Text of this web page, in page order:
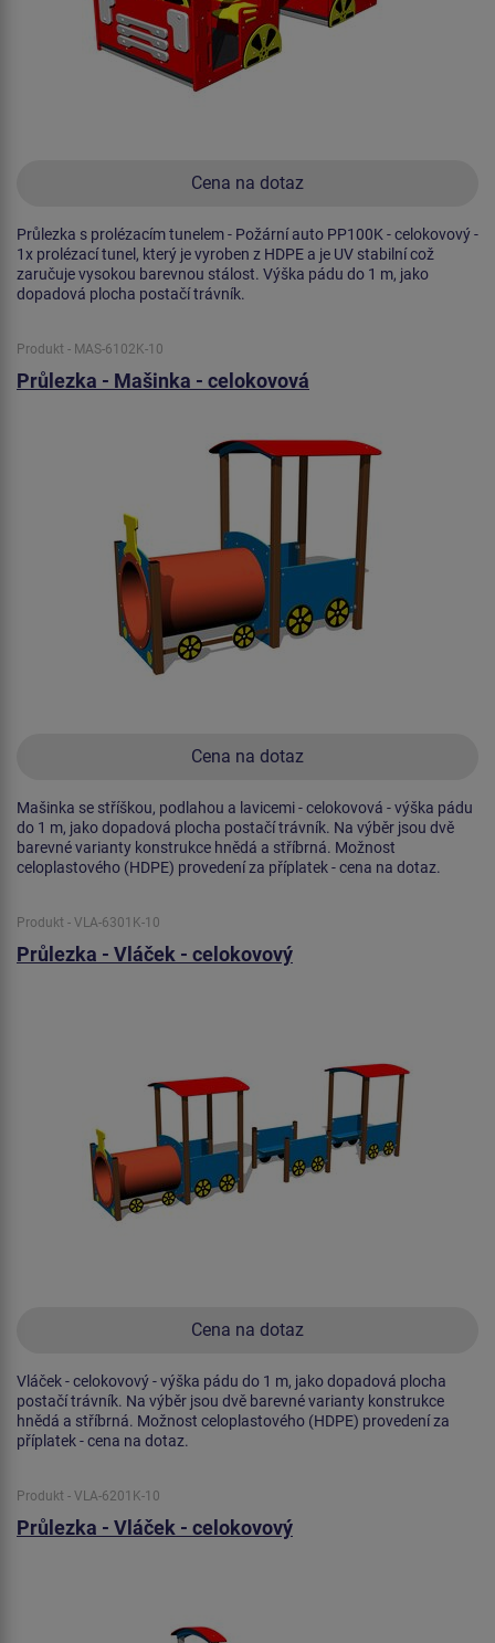
Cena na dotaz
Průlezka s prolézacím tunelem - Požární auto PP100K - celokovový -
1x prolézací tunel, který je vyroben z HDPE a je UV stabilní což
zaručuje vysokou barevnou stálost. Výška pádu do 1 m, jako
dopadová plocha postačí trávník.
Produkt - MAS-6102K-10
Průlezka - Mašinka - celokovová
Cena na dotaz
Mašinka se stříškou, podlahou a lavicemi - celokovová - výška pádu
do 1 m, jako dopadová plocha postačí trávník. Na výběr jsou dvě
barevné varianty konstrukce hnědá a stříbrná. Možnost
celoplastového (HDPE) provedení za příplatek - cena na dotaz.
Produkt - VLA-6301K-10
Průlezka - Vláček - celokovový
Cena na dotaz
Vláček - celokovový - výška pádu do 1 m, jako dopadová plocha
postačí trávník. Na výběr jsou dvě barevné varianty konstrukce
hnědá a stříbrná. Možnost celoplastového (HDPE) provedení za
příplatek - cena na dotaz.
Produkt - VLA-6201K-10
Průlezka - Vláček - celokovový